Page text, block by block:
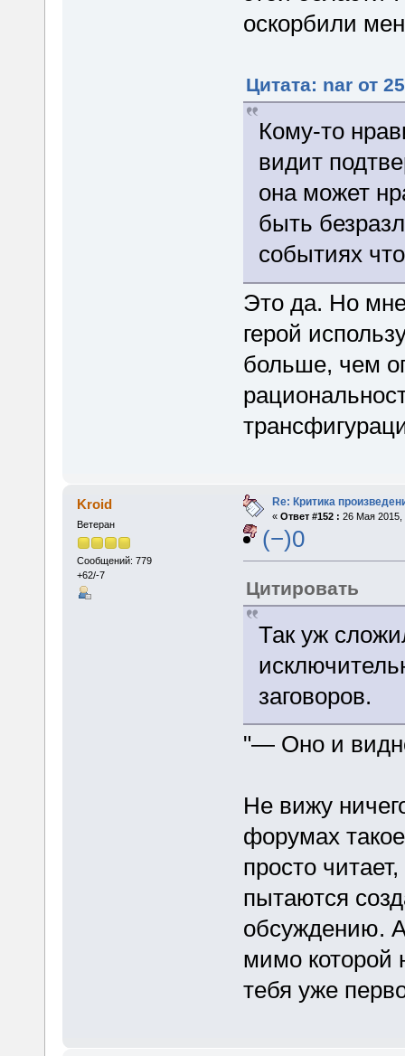
оскорбили
Цитата: nar от
Кому-то
видит
она может
быть
событиях
Это да. Но
герой
больше, чем
Kroid
Ветеран
Сообщений: 779
+62/-7
Re: Критика
« Ответ #152 : 26 Мая 2015,
(−)0
Цитировать
Так уж
заговоров.
"— Оно и
Не вижу
форумах
просто
пытаются
обсуждению.
мимо которой
тебя уже